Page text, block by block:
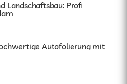
Landschaftsbau: Profi
Autofolierung mit